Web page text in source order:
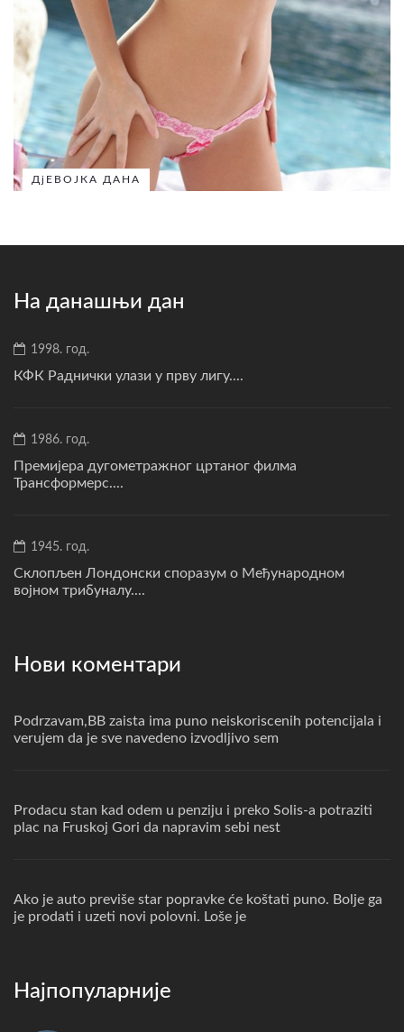
ДјЕВОЈКА ДАНА
На данашњи дан
1998. год.
КФК Раднички улази у прву лигу....
1986. год.
Премијера дугометражног цртаног филма
Трансформерс....
1945. год.
Склопљен Лондонски споразум о Међународном
војном трибуналу....
Нови коментари
Podrzavam,BB zaista ima puno neiskoriscenih potencijala i
verujem da je sve navedeno izvodljivo sem
Prodacu stan kad odem u penziju i preko Solis-a potraziti
plac na Fruskoj Gori da napravim sebi nest
Ako je auto previše star popravke će koštati puno. Bolje ga
je prodati i uzeti novi polovni. Loše je
Најпопуларније